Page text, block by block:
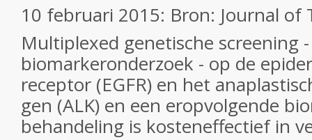
10 februari 2015: Bron: Journal of
Multiplexed genetische screening -
biomarkeronderzoek - op de
receptor (EGFR) en het
gen (ALK) en een eropvolgende
behandeling is kosteneffectief in